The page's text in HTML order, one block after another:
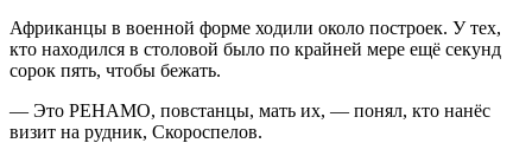
Африканцы в военной форме ходили около построек. У тех,
кто находился в столовой было по крайней мере ещё секунд
сорок пять, чтобы бежать.
— Это РЕНАМО, повстанцы, мать их, — понял, кто нанёс
визит на рудник, Скороспелов.